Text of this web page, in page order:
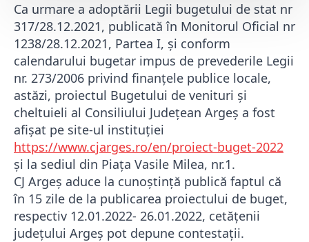
Ca urmare a adoptării Legii bugetului de stat nr
317/28.12.2021, publicată în Monitorul Oficial nr
1238/28.12.2021, Partea I, și conform
calendarului bugetar impus de prevederile Legii
nr. 273/2006 privind finanțele publice locale,
astăzi, proiectul Bugetului de venituri și
cheltuieli al Consiliului Județean Argeș a fost
afișat pe site-ul instituției
https://www.cjarges.ro/en/proiect-buget-2022
și la sediul din Piața Vasile Milea, nr.1.
CJ Argeș aduce la cunoștință publică faptul că
în 15 zile de la publicarea proiectului de buget,
respectiv 12.01.2022- 26.01.2022, cetățenii
județului Argeș pot depune contestații.